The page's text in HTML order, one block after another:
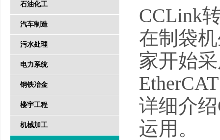
石油化工
汽车制造
污水处理
电力系统
钢铁冶金
楼宇工程
机械加工
CCLink
在制袋
家开始
详细介
运用。